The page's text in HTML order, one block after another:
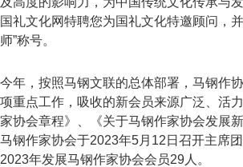
国礼文化网特聘您为国礼文化特邀顾问，
师”称号。
今年，按照马钢文联的总体部署，马钢作
项重点工作，吸收的新会员来源广泛、活
家协会章程》、《关于马钢作家协会发展
马钢作家协会于2023年5月12日召开主席
2023年发展马钢作家协会会员29人。